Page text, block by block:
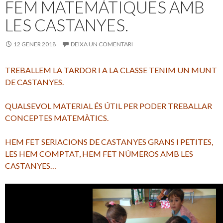
k
ix
FEM MATEMÀTIQUES AMB
LES CASTANYES.
12 GENER 2018 DEIXA UN COMENTARI
TREBALLEM LA TARDOR I A LA CLASSE TENIM UN MUNT
DE CASTANYES.
QUALSEVOL MATERIAL ÉS ÚTIL PER PODER TREBALLAR
CONCEPTES MATEMÀTICS.
HEM FET SERIACIONS DE CASTANYES GRANS I PETITES,
LES HEM COMPTAT, HEM FET NÚMEROS AMB LES
CASTANYES…